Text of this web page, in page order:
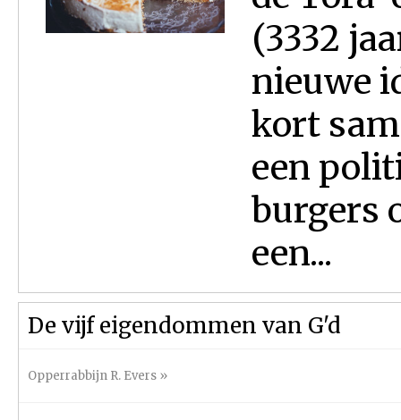
(3332
nieuwe
kort
een
burgers
een...
De vijf eigendommen van G'd
Opperrabbijn R. Evers »